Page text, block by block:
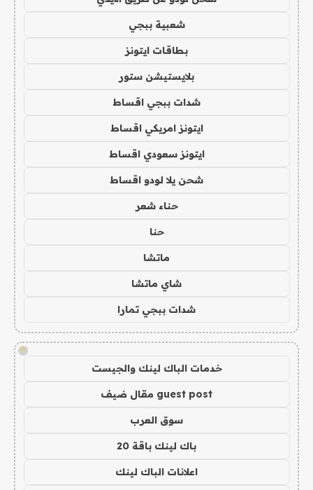
شعبية ببجي
بطاقات ايتونز
بلايستيشن ستور
شدات ببجي اقساط
ايتونز امريكي اقساط
ايتونز سعودي اقساط
شحن يلا لودو اقساط
حناء شعر
حنا
ماتشا
شاي ماتشا
شدات ببجي تمارا
!
خدمات الباك لينك والجيست
guest post مقال ضيف
سوق العرب
باك لينك باقة 20
اعلانات الباك لينك